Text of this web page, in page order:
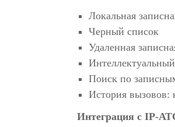
Локальная
Черный список
Удаленная
Поиск по
История вызовов:
Интеграция с IP-